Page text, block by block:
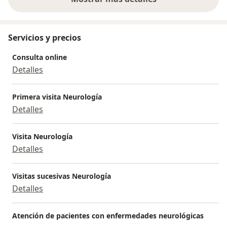
sobre la experiencia
Servicios y precios
Consulta online
Detalles
Primera visita Neurología
Detalles
Visita Neurología
Detalles
Visitas sucesivas Neurología
Detalles
Atención de pacientes con enfermedades neurológicas